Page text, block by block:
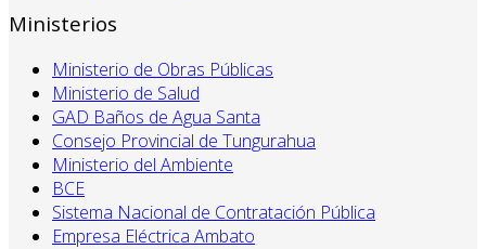
Ministerios
Ministerio de Obras Públicas
Ministerio de Salud
GAD Baños de Agua Santa
Consejo Provincial de Tungurahua
Ministerio del Ambiente
BCE
Sistema Nacional de Contratación Pública
Empresa Eléctrica Ambato